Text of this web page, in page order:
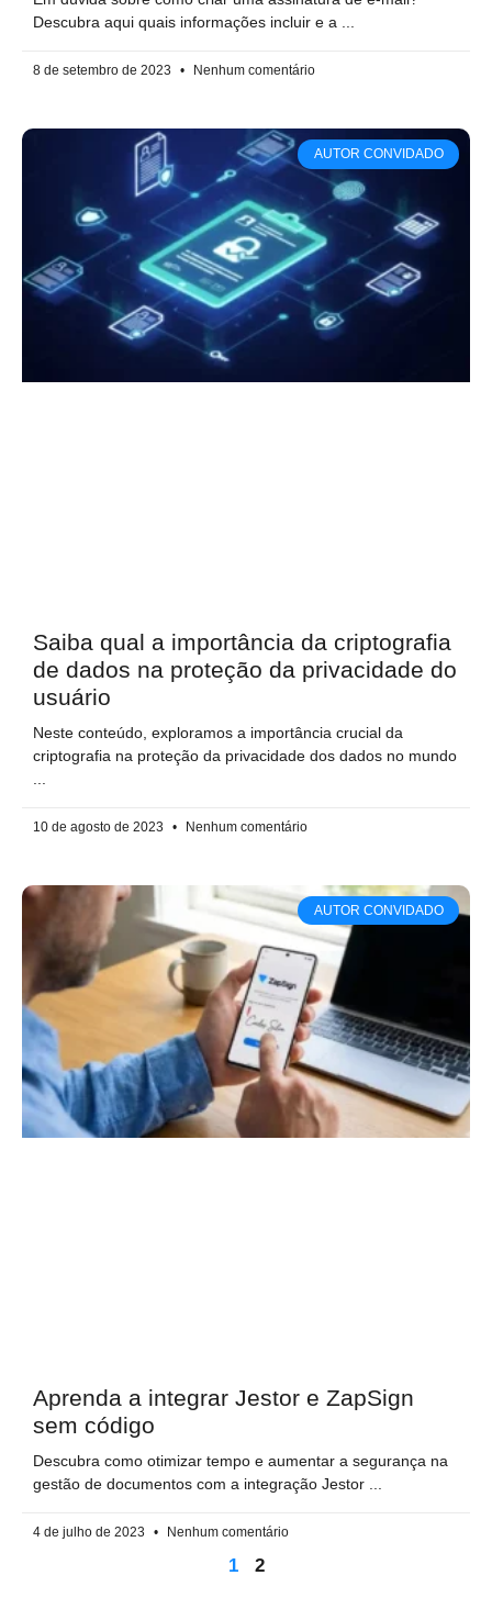
Descubra aqui quais informações incluir e a
8 de setembro de 2023 Nenhum comentário
AUTOR CONVIDADO
Saiba qual a importância da criptografia
de dados na proteção da privacidade do
usuário
Neste conteúdo, exploramos a importância crucial da
criptografia na proteção da privacidade dos dados no mundo
10 de agosto de 2023 Nenhum comentário
AUTOR CONVIDADO
Aprenda a integrar Jestor e ZapSign
sem código
Descubra como otimizar tempo e aumentar a segurança na
gestão de documentos com a integração Jestor
4 de julho de 2023 Nenhum comentário
1 2